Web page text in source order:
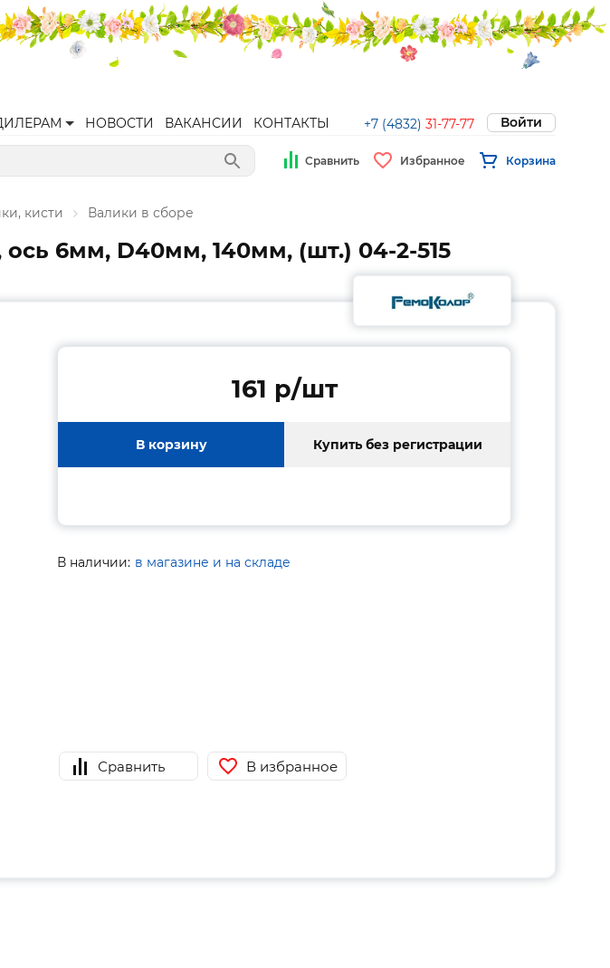
НОВОСТИ ВАКАНСИИ КОНТАКТЫ +7 (4832) 31-77-77 Войти
Сравнить Избранное Корзина
кисти Валики в сборе
6мм, D40мм, 140мм, (шт.) 04-2-515
161 p/шт
В корзину Купить без регистрации
В наличии: в магазине и на складе
Сравнить В избранное